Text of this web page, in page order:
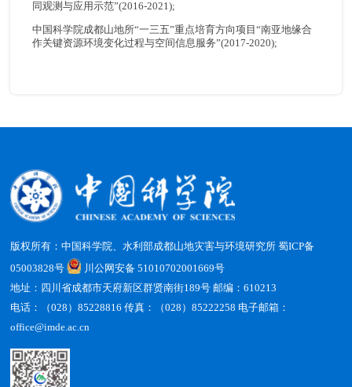
同观测与应用示范”(2016-2021);
中国科学院成都山地所“一三五”重点培育方向项目“南亚地缘合
作关键资源环境变化过程与空间信息服务”(2017-2020);
版权所有：中国科学院、水利部成都山地灾害与环境研究所蜀ICP备
05003828号
川公网安备 51010702001669号
地址：四川省成都市天府新区群贤南街189号 邮编：610213
电话：（028）85228816 传真：（028）85222258 电子邮箱：
office@imde.ac.cn